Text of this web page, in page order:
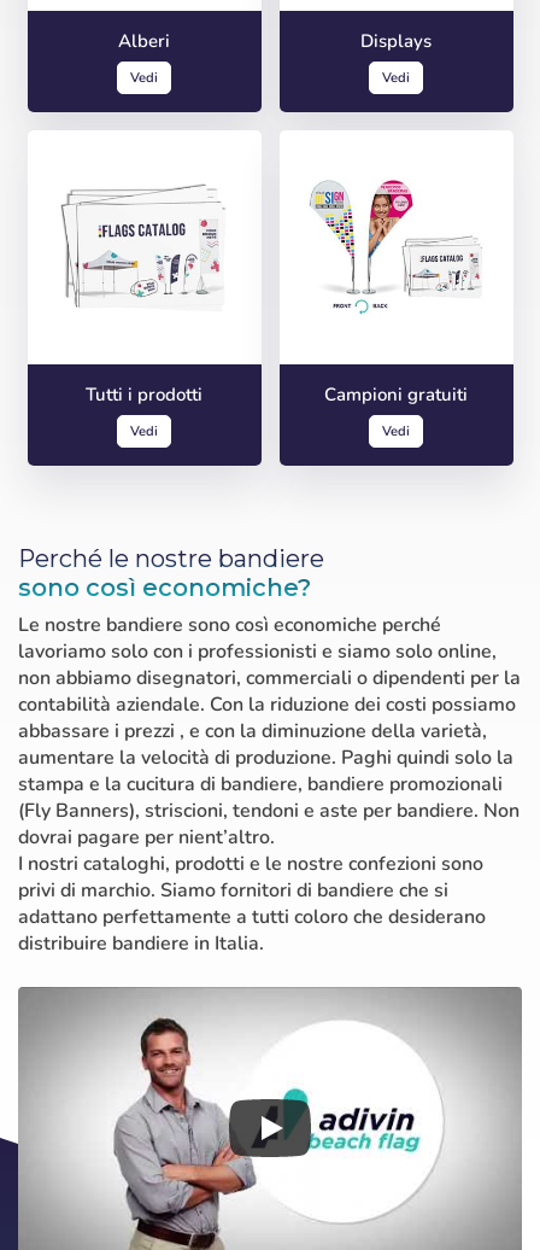
Alberi
Vedi
Displays
Vedi
Tutti i prodotti
Vedi
Campioni gratuiti
Vedi
Perché le nostre bandiere
sono così economiche?
Le nostre bandiere sono così economiche perché
lavoriamo solo con i professionisti e siamo solo online,
non abbiamo disegnatori, commerciali o dipendenti per la
contabilità aziendale. Con la riduzione dei costi possiamo
abbassare i prezzi , e con la diminuzione della varietà,
aumentare la velocità di produzione. Paghi quindi solo la
stampa e la cucitura di bandiere, bandiere promozionali
(Fly Banners), striscioni, tendoni e aste per bandiere. Non
dovrai pagare per nient’altro.
I nostri cataloghi, prodotti e le nostre confezioni sono
privi di marchio. Siamo fornitori di bandiere che si
adattano perfettamente a tutti coloro che desiderano
distribuire bandiere in Italia.